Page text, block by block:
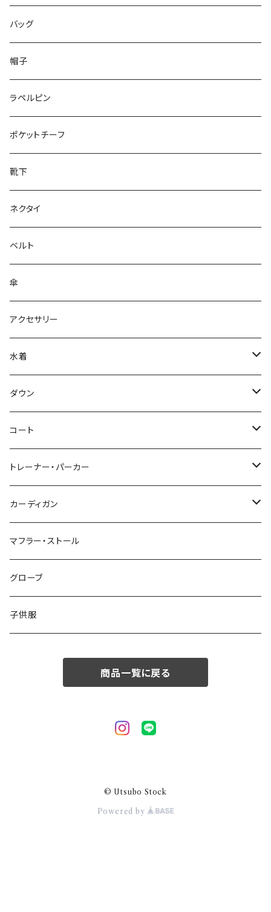
50/XL～
48/L
50/XL～
46/M
48/L
50/XL～
～25.5cm
26cm～
27cm～
28cm～
バッグ
帽子
ラペルピン
ポケットチーフ
靴下
ネクタイ
ベルト
傘
アクセサリー
水着
～44/S
46/M
48/L
50/XL～
ダウン
～44/S
46/M
48/L
50/XL～
コート
～44/S
46/M
48/L
50/XL～
トレーナー・パーカー
～44/S
46/M
48/L
50/XL～
カーディガン
～44/S
46/M
48/L
マフラー・ストール
グローブ
子供服
商品一覧に戻る
© Utsubo Stock
Powered by